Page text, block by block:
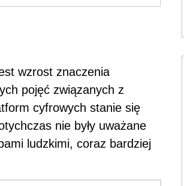
wzrost znaczenia
pojęć związanych z
cyfrowych stanie się
nie były uważane
ludzkimi, coraz bardziej